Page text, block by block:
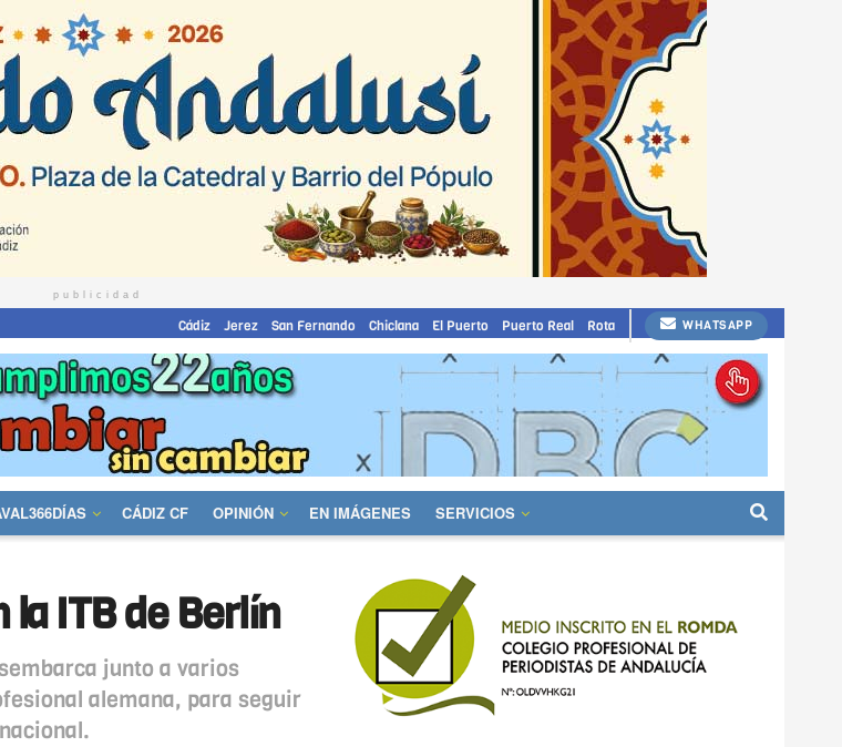
publicidad
Cádiz Jerez San Fernando Chiclana El Puerto Puerto Real Rota WHATSAPP
CÁDIZ CF OPINIÓN EN IMÁGENES SERVICIOS
la ITB de Berlín
junto a varios
alemana, para seguir